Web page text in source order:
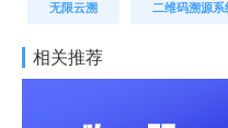
无限云溯 二维码溯源系
相关推荐